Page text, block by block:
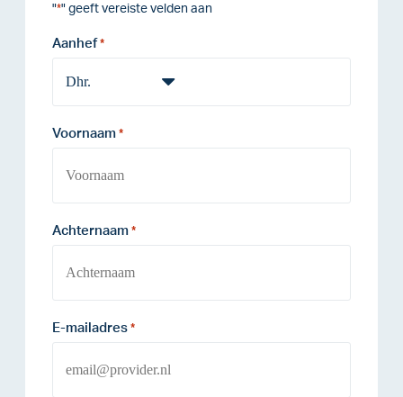
"*" geeft vereiste velden aan
Aanhef *
Voornaam *
Achternaam *
E-mailadres *